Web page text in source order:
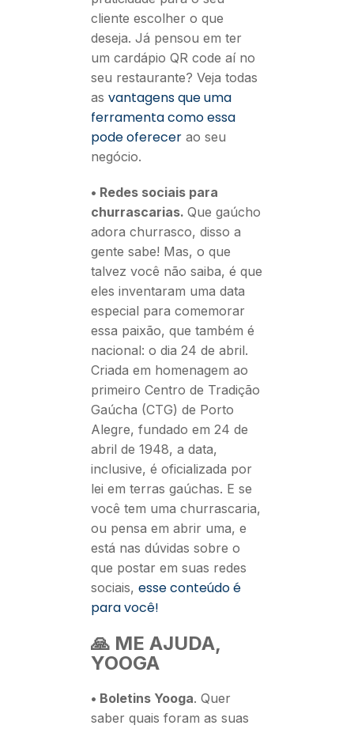
cliente escolher o que
deseja. Já pensou em ter
um cardápio QR code aí no
seu restaurante? Veja todas
as vantagens que uma
ferramenta como essa
pode oferecer ao seu
negócio.
• Redes sociais para
churrascarias. Que gaúcho
adora churrasco, disso a
gente sabe! Mas, o que
talvez você não saiba, é que
eles inventaram uma data
especial para comemorar
essa paixão, que também é
nacional: o dia 24 de abril.
Criada em homenagem ao
primeiro Centro de Tradição
Gaúcha (CTG) de Porto
Alegre, fundado em 24 de
abril de 1948, a data,
inclusive, é oficializada por
lei em terras gaúchas. E se
você tem uma churrascaria,
ou pensa em abrir uma, e
está nas dúvidas sobre o
que postar em suas redes
sociais, esse conteúdo é
para você!
🙏 ME AJUDA,
YOOGA
• Boletins Yooga. Quer
saber quais foram as suas